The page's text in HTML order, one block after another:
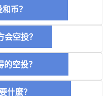
和币？
会空投？
的空投？
什麼？